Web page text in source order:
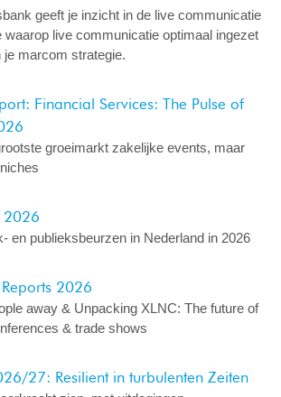
geeft je inzicht in de live communicatie
waarop live communicatie optimaal ingezet
je marcom strategie.
Financial Services: The Pulse of
groeimarkt zakelijke events, maar
2026
en publieksbeurzen in Nederland in 2026
2026
away & Unpacking XLNC: The future of
& trade shows
27: Resilient in turbulenten Zeiten